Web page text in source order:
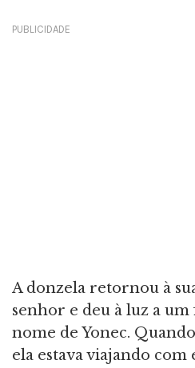
PUBLICIDADE
A donzela retornou à
senhor e deu à luz a
nome de Yonec.
ela estava viajando